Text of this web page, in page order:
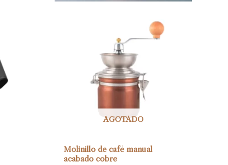
AGOTADO
Molinillo de café manual
acabado cobre